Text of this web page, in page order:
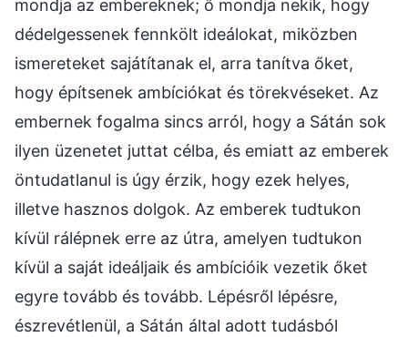
mondja az embereknek; ő mondja nekik, hogy
dédelgessenek fennkölt ideálokat, miközben
ismereteket sajátítanak el, arra tanítva őket,
hogy építsenek ambíciókat és törekvéseket. Az
embernek fogalma sincs arról, hogy a Sátán sok
ilyen üzenetet juttat célba, és emiatt az emberek
öntudatlanul is úgy érzik, hogy ezek helyes,
illetve hasznos dolgok. Az emberek tudtukon
kívül rálépnek erre az útra, amelyen tudtukon
kívül a saját ideáljaik és ambícióik vezetik őket
egyre tovább és tovább. Lépésről lépésre,
észrevétlenül, a Sátán által adott tudásból